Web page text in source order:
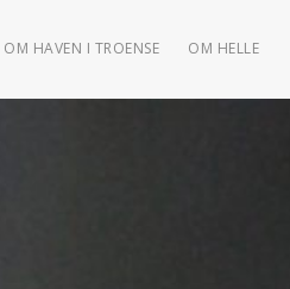
OM HAVEN I TROENSE OM HELLE